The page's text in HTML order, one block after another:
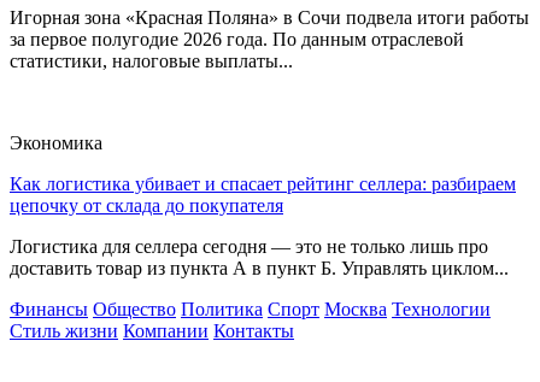
Игорная зона «Красная Поляна» в Сочи подвела итоги работы
за первое полугодие 2026 года. По данным отраслевой
статистики, налоговые выплаты...
Экономика
Как логистика убивает и спасает рейтинг селлера: разбираем
цепочку от склада до покупателя
Логистика для селлера сегодня — это не только лишь про
доставить товар из пункта А в пункт Б. Управлять циклом...
Финансы Общество Политика Спорт Москва Технологии
Стиль жизни Компании Контакты